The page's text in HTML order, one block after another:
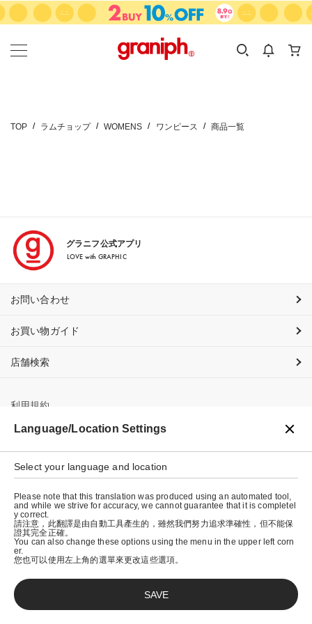
カテゴリーから探す
KIDS
カテゴリ
サイズ
TOP ラムチョップ WOMENS ワンピース 商品一覧
グラニフ公式アプリ
LOVE with GRAPHIC
お問い合わせ
お買い物ガイド
店舗検索
利用規約
プライバシーポリシー
特定商取引法に基づく表示
会社概要
© graniph inc.
Language/Location Settings
Select your language and location
Please note that this translation was produced using an automated tool,
and while we strive for accuracy, we cannot guarantee that it is completel
y correct.
請注意，此翻譯是由自動工具產生的，雖然我們努力追求準確性，但不能保
證其完全正確。
You can also change these options using the menu in the upper left corn
er.
您也可以使用左上角的選單來更改這些選項。
SAVE